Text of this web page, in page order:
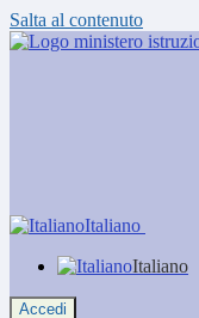
Salta al contenuto
Italiano
Italiano
Accedi